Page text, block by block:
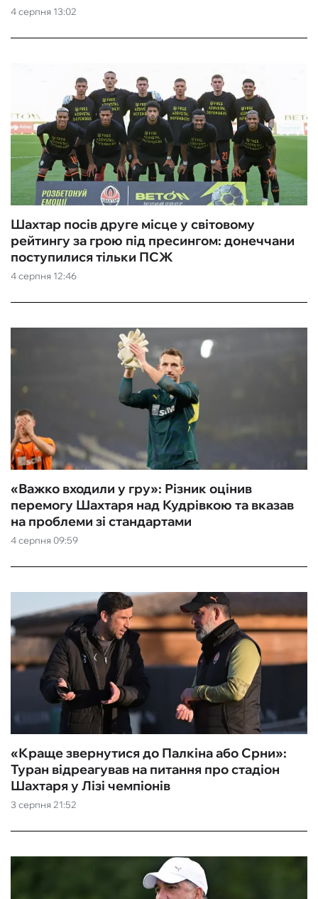
4 серпня 13:02
4 серпня 12:46
Шахтар посів друге місце у світовому
рейтингу за грою під пресингом: донеччани
поступилися тільки ПСЖ
4 серпня 09:59
«Важко входили у гру»: Різник оцінив
перемогу Шахтаря над Кудрівкою та вказав
на проблеми зі стандартами
3 серпня 21:52
«Краще звернутися до Палкіна або Срни»:
Туран відреагував на питання про стадіон
Шахтаря у Лізі чемпіонів